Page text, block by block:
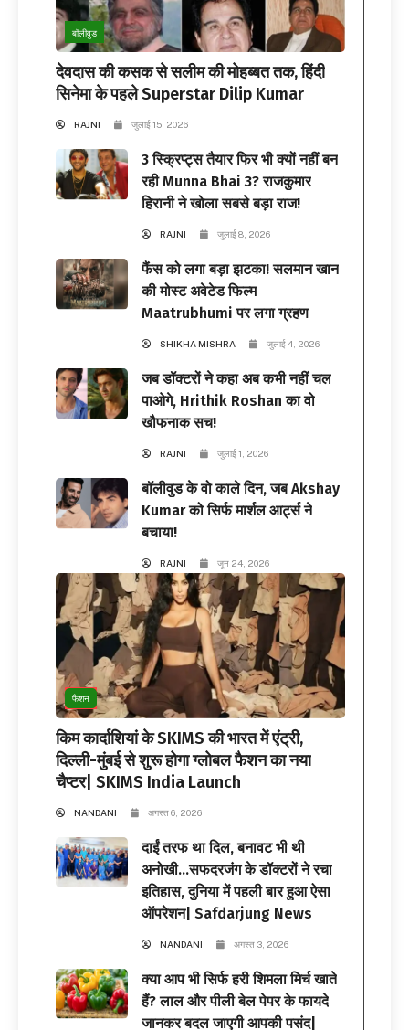
बॉलीवुड
देवदास की कसक से सलीम की मोहब्बत तक, हिंदी
सिनेमा के पहले Superstar Dilip Kumar
RAJNI जुलाई 15, 2026
3 स्क्रिप्ट्स तैयार फिर भी क्यों नहीं बन
रही Munna Bhai 3? राजकुमार
हिरानी ने खोला सबसे बड़ा राज!
RAJNI जुलाई 8, 2026
फैंस को लगा बड़ा झटका! सलमान खान
की मोस्ट अवेटेड फिल्म
Maatrubhumi पर लगा ग्रहण
SHIKHA MISHRA जुलाई 4, 2026
जब डॉक्टरों ने कहा अब कभी नहीं चल
पाओगे, Hrithik Roshan का वो
खौफनाक सच!
RAJNI जुलाई 1, 2026
बॉलीवुड के वो काले दिन, जब Akshay
Kumar को सिर्फ मार्शल आर्ट्स ने
बचाया!
RAJNI जून 24, 2026
फैशन
किम कार्दाशियां के SKIMS की भारत में एंट्री,
दिल्ली-मुंबई से शुरू होगा ग्लोबल फैशन का नया
चैप्टर| SKIMS India Launch
NANDANI अगस्त 6, 2026
दाईं तरफ था दिल, बनावट भी थी
अनोखी…सफदरजंग के डॉक्टरों ने रचा
इतिहास, दुनिया में पहली बार हुआ ऐसा
ऑपरेशन| Safdarjung News
NANDANI अगस्त 3, 2026
क्या आप भी सिर्फ हरी शिमला मिर्च खाते
हैं? लाल और पीली बेल पेपर के फायदे
जानकर बदल जाएगी आपकी पसंद|